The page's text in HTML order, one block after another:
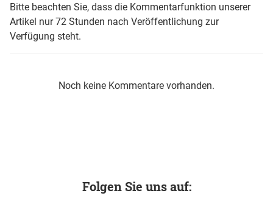
Bitte beachten Sie, dass die Kommentarfunktion unserer
Artikel nur 72 Stunden nach Veröffentlichung zur
Verfügung steht.
Noch keine Kommentare vorhanden.
Folgen Sie uns auf: